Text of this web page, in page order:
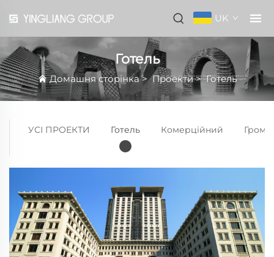
UK
Готель
Домашня сторінка>Проекти>Готель
УСІ ПРОЕКТИ Готель Комерційний